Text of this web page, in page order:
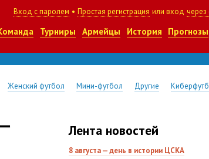
Вход с паролем • Простая регистрация или вход через
Турниры Армейцы История Прогнозы
Женский футбол Мини-футбол Другие
Лента новостей
8 августа — день в истории ЦСКА